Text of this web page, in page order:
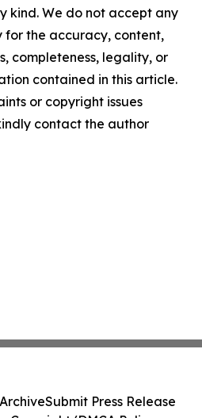
kind. We do not accept any
for the accuracy, content,
completeness, legality, or
contained in this article.
or copyright issues
contact the author
Submit Press Release